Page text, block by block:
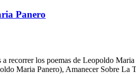
Panero
los poemas de Leopoldo
Maria Panero), Amanecer Sobre